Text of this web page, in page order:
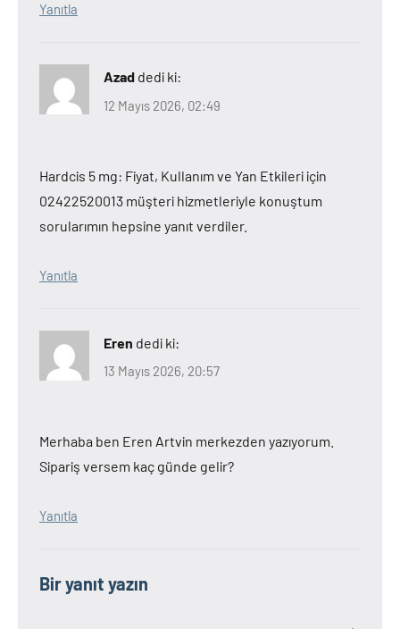
Yanıtla
Azad dedi ki:
12 Mayıs 2026, 02:49
Hardcis 5 mg: Fiyat, Kullanım ve Yan Etkileri için
02422520013 müşteri hizmetleriyle konuştum
sorularımın hepsine yanıt verdiler.
Yanıtla
Eren dedi ki:
13 Mayıs 2026, 20:57
Merhaba ben Eren Artvin merkezden yazıyorum.
Sipariş versem kaç günde gelir?
Yanıtla
Bir yanıt yazın